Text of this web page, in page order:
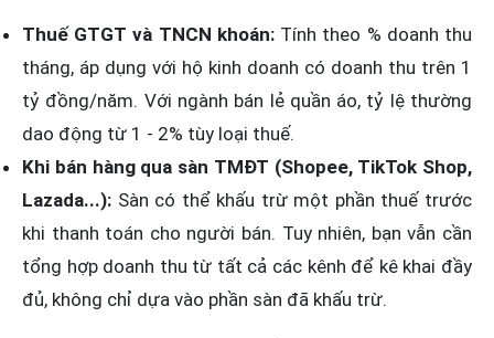
Thuế GTGT và TNCN khoán:Tính theo % doanh thu
tháng, áp dụng với hộ kinh doanh có doanh thu trên 1
tỷ đồng/năm. Với ngành bán lẻ quần áo, tỷ lệ thường
dao động từ 1 - 2% tùy loại thuế.
Khi bán hàng qua sàn TMĐT (Shopee, TikTok Shop,
Lazada...): Sàn có thể khấu trừ một phần thuế trước
khi thanh toán cho người bán. Tuy nhiên, bạn vẫn cần
tổng hợp doanh thu từ tất cả các kênh để kê khai đầy
đủ, không chỉ dựa vào phần sàn đã khấu trừ.